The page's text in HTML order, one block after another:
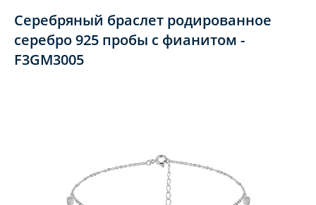
Серебряный браслет родированное
серебро 925 пробы с фианитом -
F3GM3005